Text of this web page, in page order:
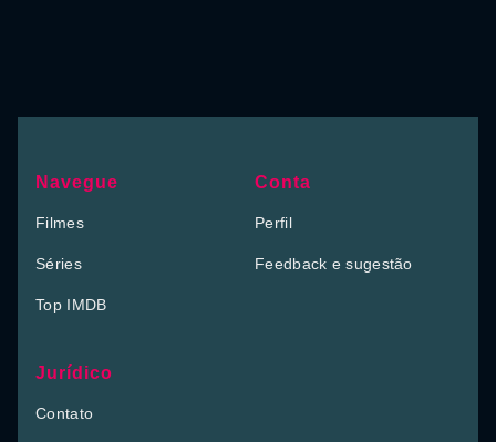
Navegue
Filmes
Séries
Top IMDB
Conta
Perfil
Feedback e sugestão
Jurídico
Contato